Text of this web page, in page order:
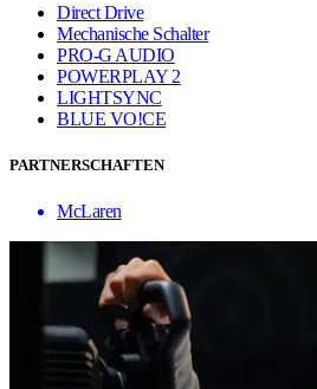
Direct Drive
Mechanische Schalter
PRO-G AUDIO
POWERPLAY 2
LIGHTSYNC
BLUE VO!CE
PARTNERSCHAFTEN
McLaren